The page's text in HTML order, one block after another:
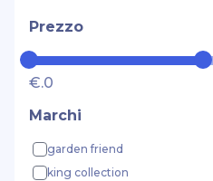
Prezzo
€.0
Marchi
garden friend
king collection